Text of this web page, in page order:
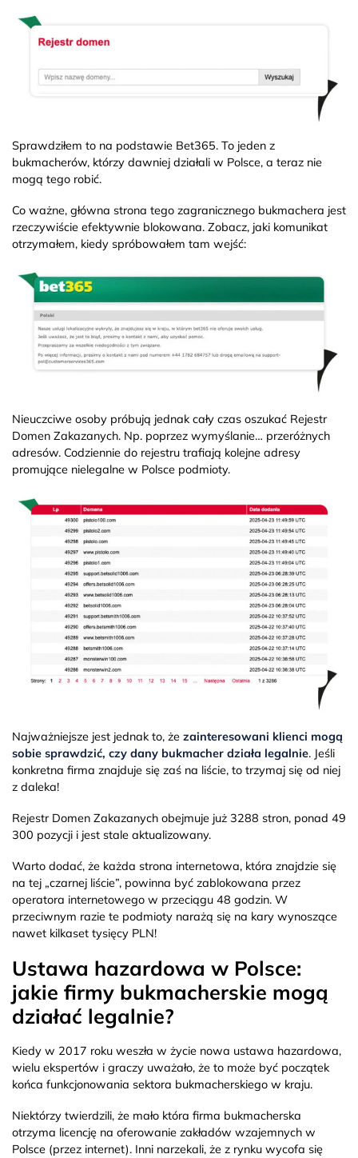
Sprawdziłem to na podstawie Bet365. To jeden z
bukmacherów, którzy dawniej działali w Polsce, a teraz nie
mogą tego robić.
Co ważne, główna strona tego zagranicznego bukmachera jest
rzeczywiście efektywnie blokowana. Zobacz, jaki komunikat
otrzymałem, kiedy spróbowałem tam wejść:
Nieuczciwe osoby próbują jednak cały czas oszukać Rejestr
Domen Zakazanych. Np. poprzez wymyślanie… przeróżnych
adresów. Codziennie do rejestru trafiają kolejne adresy
promujące nielegalne w Polsce podmioty.
Najważniejsze jest jednak to, że zainteresowani klienci mogą
sobie sprawdzić, czy dany bukmacher działa legalnie. Jeśli
konkretna firma znajduje się zaś na liście, to trzymaj się od niej
z daleka!
Rejestr Domen Zakazanych obejmuje już 3288 stron, ponad 49
300 pozycji i jest stale aktualizowany.
Warto dodać, że każda strona internetowa, która znajdzie się
na tej „czarnej liście”, powinna być zablokowana przez
operatora internetowego w przeciągu 48 godzin. W
przeciwnym razie te podmioty narażą się na kary wynoszące
nawet kilkaset tysięcy PLN!
Ustawa hazardowa w Polsce:
jakie firmy bukmacherskie mogą
działać legalnie?
Kiedy w 2017 roku weszła w życie nowa ustawa hazardowa,
wielu ekspertów i graczy uważało, że to może być początek
końca funkcjonowania sektora bukmacherskiego w kraju.
Niektórzy twierdzili, że mało która firma bukmacherska
otrzyma licencję na oferowanie zakładów wzajemnych w
Polsce (przez internet). Inni narzekali, że z rynku wycofa się